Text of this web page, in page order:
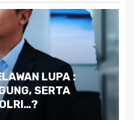
Krisis:
Alam dan
Kreatif